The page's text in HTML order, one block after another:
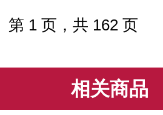
是它的底，种，...
第 1 页，共 162 页
相关商品